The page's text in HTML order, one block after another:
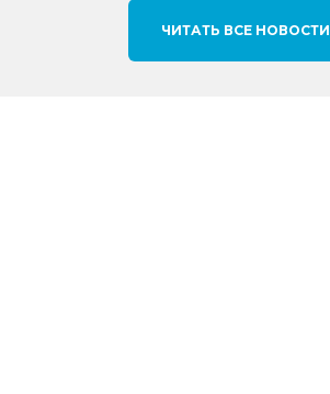
ЧИТАТЬ ВСЕ НОВОСТИ